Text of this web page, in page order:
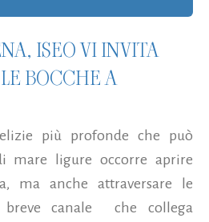
ISEO VI INVITA
BOCCHE A
più profonde che può
mare ligure occorre aprire
ma anche attraversare le
breve canale che collega